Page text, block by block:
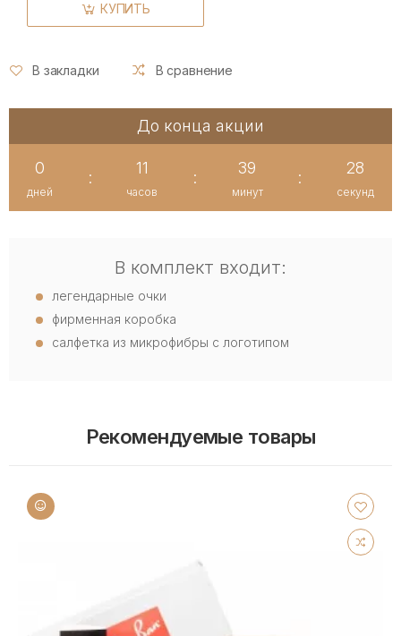
КУПИТЬ
В закладки В сравнение
До конца акции
0
дней
:
11
часов
:
39
минут
:
27
секунд
В комплект входит:
легендарные очки
фирменная коробка
салфетка из микрофибры с логотипом
Рекомендуемые товары